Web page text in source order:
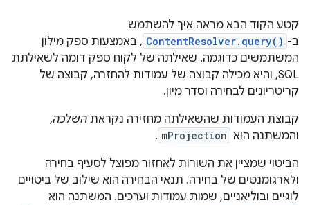
קטע הקוד הבא מראה איך להשתמש
ב- ContentResolver.query() , באמצעות ספק מילון
המשתמשים כדוגמה. שאילתה של לקוח ספק דומה לשאילתת
SQL, והיא מכילה קבוצה של עמודות להחזרה, קבוצה של
קריטריונים לבחירה וסדר מיון.
קבוצת העמודות שהשאילתה מחזירה נקראת השלכה,
והמשתנה הוא mProjection
.
הביטוי שמציין את השורות לאחזור מפוצל לסעיף בחירה
ולארגומנטים של בחירה. תנאי הבחירה הוא שילוב של ביטויים
לוגיים ובוליאניים, שמות עמודות וערכים. המשתנה הוא